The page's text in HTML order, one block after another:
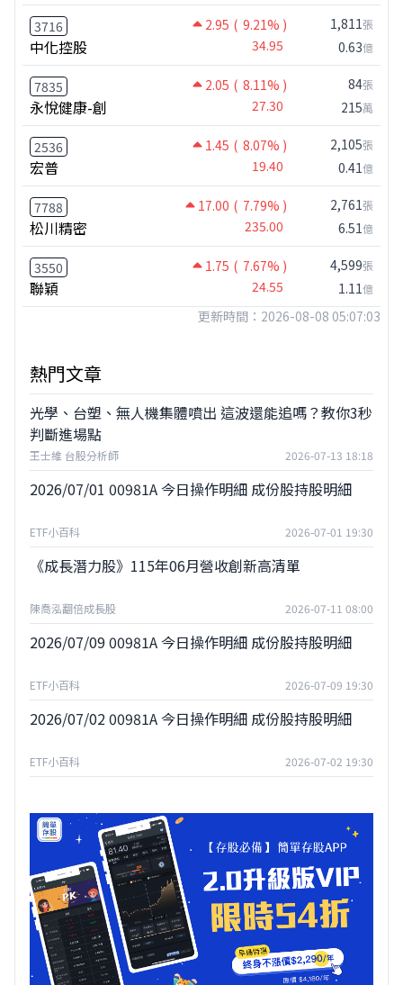
3716 2.95 ( 9.21% )
中化控股 34.95
1,811張
0.63億
7835 2.05 ( 8.11% )
永悅健康-創 27.30
84張
215萬
2536 1.45 ( 8.07% )
宏普 19.40
2,105張
0.41億
7788 17.00 ( 7.79% )
松川精密 235.00
2,761張
6.51億
3550 1.75 ( 7.67% )
聯穎 24.55
4,599張
1.11億
更新時間：2026-08-08 05:07:03
熱門文章
光學、台塑、無人機集體噴出 這波還能追嗎？教你3秒
判斷進場點
王士維 台股分析師 2026-07-13 18:18
2026/07/01 00981A 今日操作明細 成份股持股明細
ETF小百科 2026-07-01 19:30
《成長潛力股》115年06月營收創新高清單
陳喬泓翻倍成長股 2026-07-11 08:00
2026/07/09 00981A 今日操作明細 成份股持股明細
ETF小百科 2026-07-09 19:30
2026/07/02 00981A 今日操作明細 成份股持股明細
ETF小百科 2026-07-02 19:30